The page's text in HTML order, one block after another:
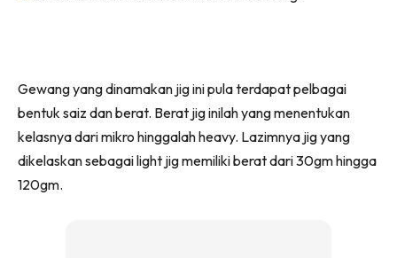
Gewang yang dinamakan jig ini pula terdapat pelbagai
bentuk saiz dan berat. Berat jig inilah yang menentukan
kelasnya dari mikro hinggalah heavy. Lazimnya jig yang
dikelaskan sebagai light jig memiliki berat dari 30gm hingga
120gm.